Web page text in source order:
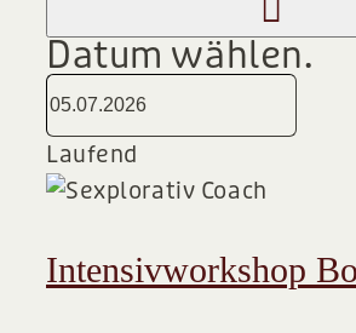
Datum wählen.
Laufend
Intensivworkshop